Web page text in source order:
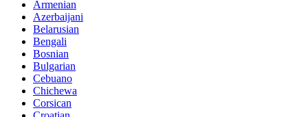
Armenian
Azerbaijani
Belarusian
Bengali
Bosnian
Bulgarian
Cebuano
Chichewa
Corsican